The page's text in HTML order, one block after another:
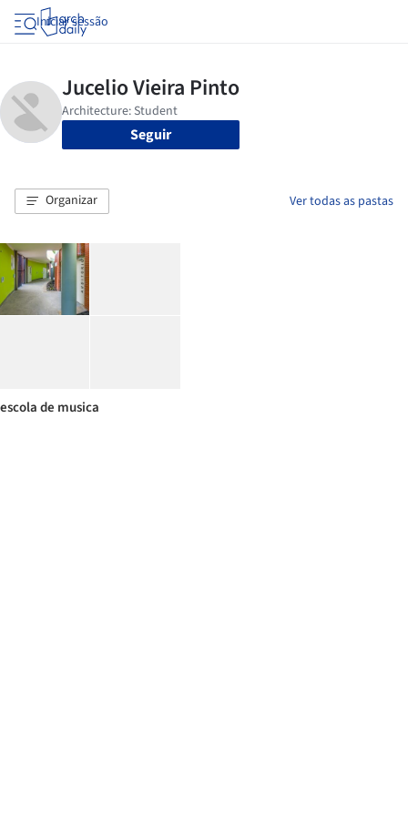
Iniciar sessão
Seguir
Organizar Ver todas as pastas
escola de musica